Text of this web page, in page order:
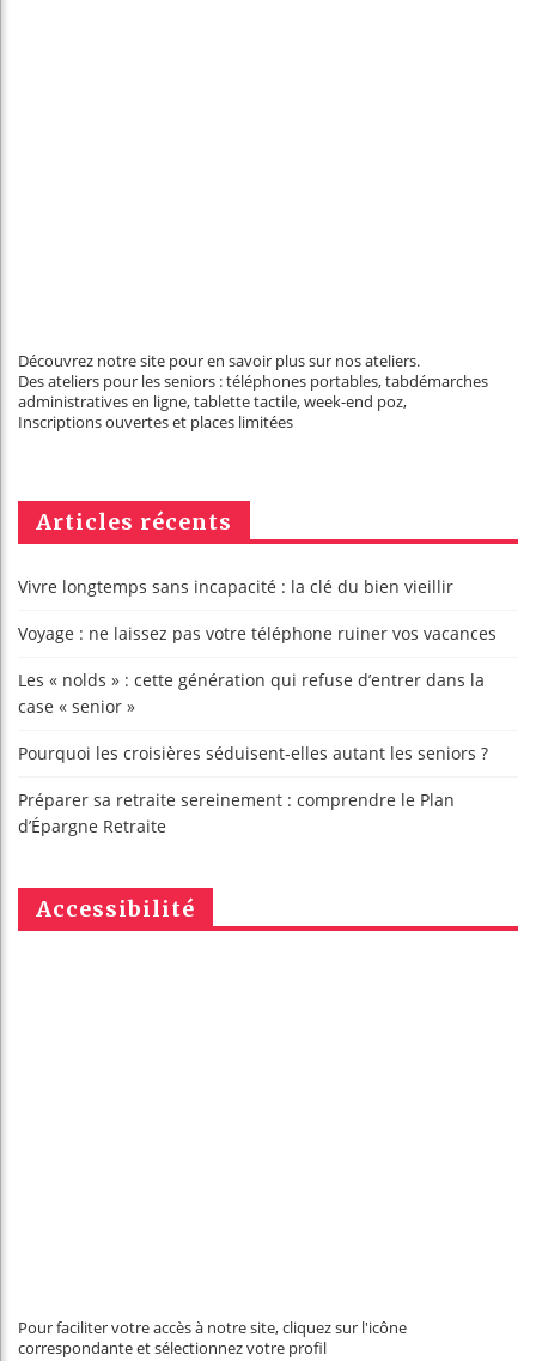
Découvrez notre site pour en savoir plus sur nos ateliers.
Des ateliers pour les seniors : téléphones portables, tabdémarches
administratives en ligne, tablette tactile, week-end poz,
Inscriptions ouvertes et places limitées
Articles récents
Vivre longtemps sans incapacité : la clé du bien vieillir
Voyage : ne laissez pas votre téléphone ruiner vos vacances
Les « nolds » : cette génération qui refuse d’entrer dans la
case « senior »
Pourquoi les croisières séduisent-elles autant les seniors ?
Préparer sa retraite sereinement : comprendre le Plan
d’Épargne Retraite
Accessibilité
Pour faciliter votre accès à notre site, cliquez sur l'icône
correspondante et sélectionnez votre profil